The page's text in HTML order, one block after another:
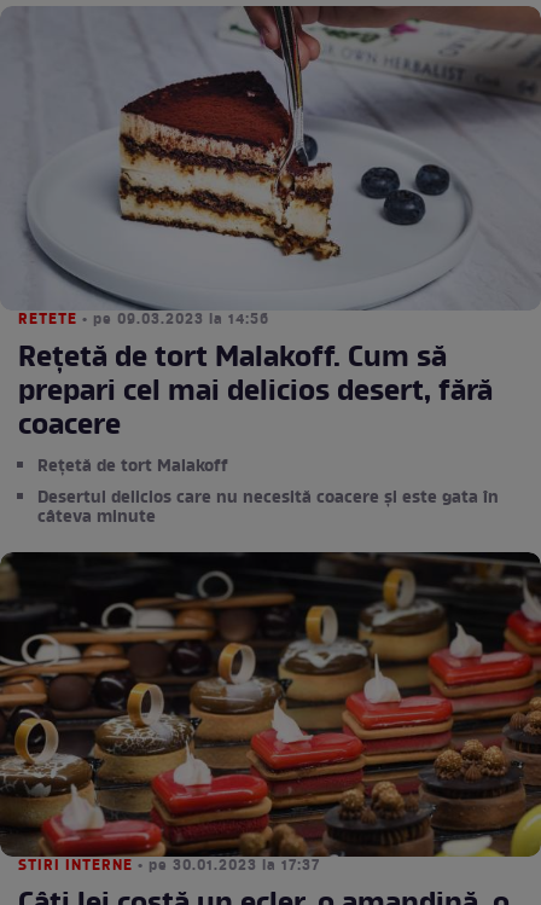
RETETE • pe 09.03.2023 la 14:56
Rețetă de tort Malakoff. Cum să
prepari cel mai delicios desert, fără
coacere
Rețetă de tort Malakoff
Desertul delicios care nu necesită coacere și este gata în
câteva minute
STIRI INTERNE • pe 30.01.2023 la 17:37